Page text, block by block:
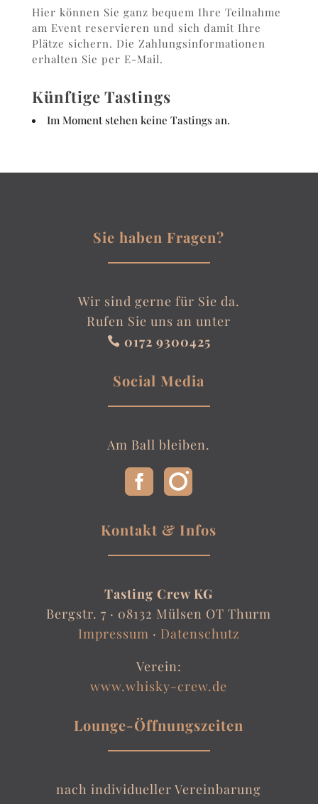
Hier können Sie ganz bequem Ihre Teilnahme
am Event reservieren und sich damit Ihre
Plätze sichern. Die Zahlungsinformationen
erhalten Sie per E-Mail.
Künftige Tastings
Im Moment stehen keine Tastings an.
Sie haben Fragen?
Wir sind gerne für Sie da.
Rufen Sie uns an unter
 0172 9300425
Social Media
Am Ball bleiben.
Kontakt & Infos
Tasting Crew KG
Bergstr. 7 · 08132 Mülsen OT Thurm
Impressum · Datenschutz
Verein:
www.whisky-crew.de
Lounge-Öffnungszeiten
nach individueller Vereinbarung